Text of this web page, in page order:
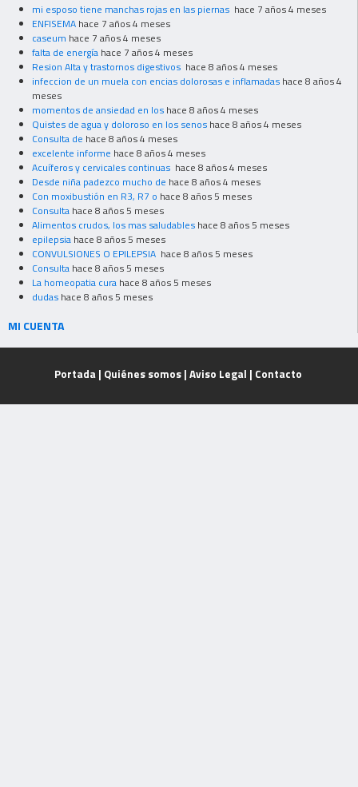
mi esposo tiene manchas rojas en las piernas hace 7 años 4 meses
ENFISEMA hace 7 años 4 meses
caseum hace 7 años 4 meses
falta de energía hace 7 años 4 meses
Resion Alta y trastornos digestivos hace 8 años 4 meses
infeccion de un muela con encias dolorosas e inflamadas hace 8 años 4
meses
momentos de ansiedad en los hace 8 años 4 meses
Quistes de agua y doloroso en los senos hace 8 años 4 meses
Consulta de hace 8 años 4 meses
excelente informe hace 8 años 4 meses
Acuíferos y cervicales continuas hace 8 años 4 meses
Desde niña padezco mucho de hace 8 años 4 meses
Con moxibustión en R3, R7 o hace 8 años 5 meses
Consulta hace 8 años 5 meses
Alimentos crudos, los mas saludables hace 8 años 5 meses
epilepsia hace 8 años 5 meses
CONVULSIONES O EPILEPSIA hace 8 años 5 meses
Consulta hace 8 años 5 meses
La homeopatia cura hace 8 años 5 meses
dudas hace 8 años 5 meses
MI CUENTA
Portada | Quiénes somos| Aviso Legal | Contacto